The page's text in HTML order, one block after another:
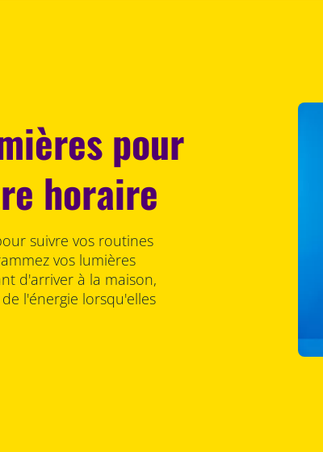
pour
horaire
suivre vos routines
vos lumières
d'arriver à la maison,
l'énergie lorsqu'elles